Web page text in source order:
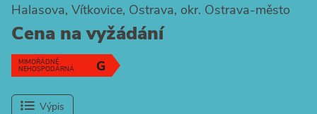
Halasova, Vítkovice, Ostrava, okr. Ostrava-město
Cena na vyžádání
G
MIMOŘÁDNĚ
NEHOSPODÁRNÁ
Výpis